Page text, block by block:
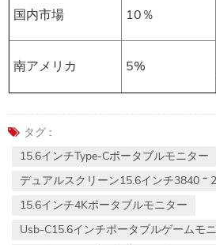
国内市場 10％
南アメリカ 5%
タグ :
15.6インチtype-Cポータブルモニター
デュアルスクリーン15.6インチ3840 *
15.6インチ4Kポータブルモニター
Usb-C15.6インチポータブルゲームモ